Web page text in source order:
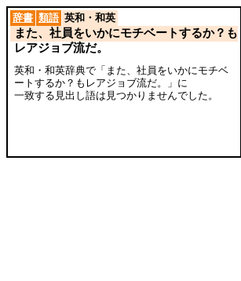
辞書 類語 英和・和英
また、社員をいかにモチベートするか？も
レアジョブ流だ。
英和・和英辞典で「また、社員をいかにモチベ
ートするか？もレアジョブ流だ。」に
一致する見出し語は見つかりませんでした。